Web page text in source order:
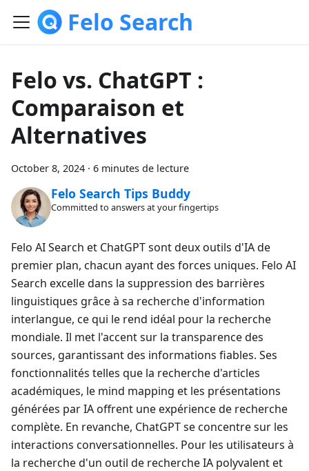
Felo Search
Felo vs. ChatGPT :
Comparaison et
Alternatives
October 8, 2024 · 6 minutes de lecture
Felo Search Tips Buddy
Committed to answers at your fingertips
Felo AI Search et ChatGPT sont deux outils d'IA de
premier plan, chacun ayant des forces uniques. Felo AI
Search excelle dans la suppression des barrières
linguistiques grâce à sa recherche d'information
interlangue, ce qui le rend idéal pour la recherche
mondiale. Il met l'accent sur la transparence des
sources, garantissant des informations fiables. Ses
fonctionnalités telles que la recherche d'articles
académiques, le mind mapping et les présentations
générées par IA offrent une expérience de recherche
complète. En revanche, ChatGPT se concentre sur les
interactions conversationnelles. Pour les utilisateurs à
la recherche d'un outil de recherche IA polyvalent et